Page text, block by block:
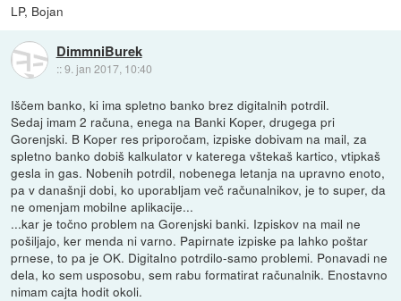
LP, Bojan
DimmniBurek
::9. jan 2017, 10:40
Iščem banko, ki ima spletno banko brez digitalnih potrdil.
Sedaj imam 2 računa, enega na Banki Koper, drugega pri
Gorenjski. B Koper res priporočam, izpiske dobivam na mail, za
spletno banko dobiš kalkulator v katerega vštekaš kartico, vtipkaš
gesla in gas. Nobenih potrdil, nobenega letanja na upravno enoto,
pa v današnji dobi, ko uporabljam več računalnikov, je to super, da
ne omenjam mobilne aplikacije...
...kar je točno problem na Gorenjski banki. Izpiskov na mail ne
pošiljajo, ker menda ni varno. Papirnate izpiske pa lahko poštar
prnese, to pa je OK. Digitalno potrdilo-samo problemi. Ponavadi ne
dela, ko sem usposobu, sem rabu formatirat računalnik. Enostavno
nimam cajta hodit okoli.